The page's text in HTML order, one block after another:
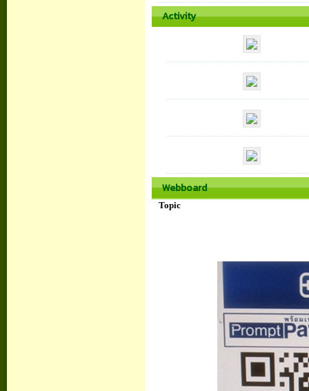
Activity
Webboard
Topic